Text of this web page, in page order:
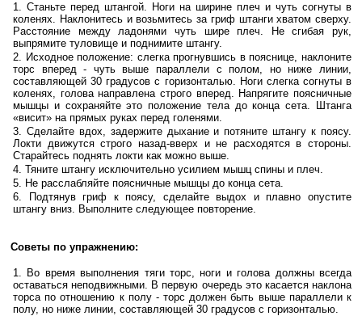
Станьте перед штангой. Ноги на ширине плеч и чуть согнуты в
коленях. Наклонитесь и возьмитесь за гриф штанги хватом сверху.
Расстояние между ладонями чуть шире плеч. Не сгибая рук,
выпрямите туловище и поднимите штангу.
Исходное положение: слегка прогнувшись в пояснице, наклоните
торс вперед - чуть выше параллели с полом, но ниже линии,
составляющей 30 градусов с горизонталью. Ноги слегка согнуты в
коленях, голова направлена строго вперед. Напрягите поясничные
мышцы и сохраняйте это положение тела до конца сета. Штанга
«висит» на прямых руках перед голенями.
Сделайте вдох, задержите дыхание и потяните штангу к поясу.
Локти движутся строго назад-вверх и не расходятся в стороны.
Старайтесь поднять локти как можно выше.
Тяните штангу исключительно усилием мышц спины и плеч.
Не расслабляйте поясничные мышцы до конца сета.
Подтянув гриф к поясу, сделайте выдох и плавно опустите
штангу вниз. Выполните следующее повторение.
Советы по упражнению:
Во время выполнения тяги торс, ноги и голова должны всегда
оставаться неподвижными. В первую очередь это касается наклона
торса по отношению к полу - торс должен быть выше параллели к
полу, но ниже линии, составляющей 30 градусов с горизонталью.